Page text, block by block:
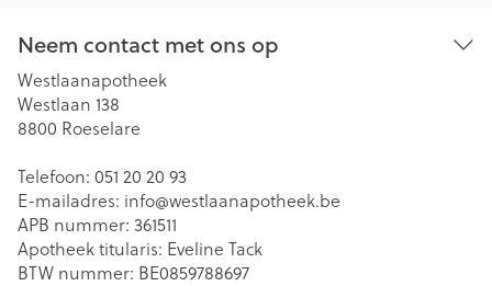
Neem contact met ons op
Westlaanapotheek
Westlaan 138
8800 Roeselare
Telefoon: 051 20 20 93
E-mailadres: info@westlaanapotheek.be
APB nummer: 361511
Apotheek titularis: Eveline Tack
BTW nummer: BE0859788697